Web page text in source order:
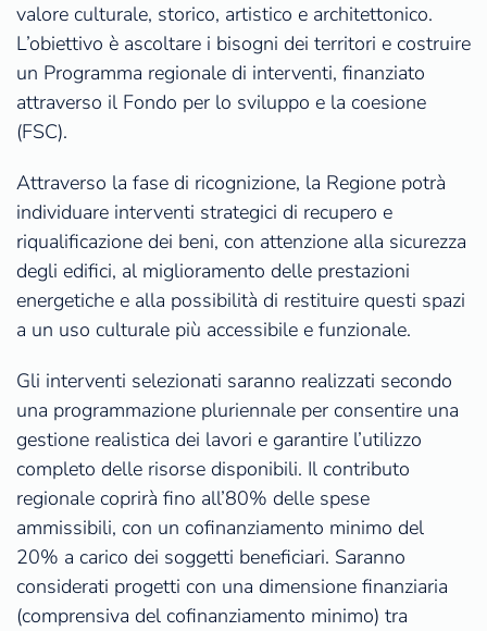
valore culturale, storico, artistico e architettonico.
L’obiettivo è ascoltare i bisogni dei territori e costruire
un Programma regionale di interventi, finanziato
attraverso il Fondo per lo sviluppo e la coesione
(FSC).
Attraverso la fase di ricognizione, la Regione potrà
individuare interventi strategici di recupero e
riqualificazione dei beni, con attenzione alla sicurezza
degli edifici, al miglioramento delle prestazioni
energetiche e alla possibilità di restituire questi spazi
a un uso culturale più accessibile e funzionale.
Gli interventi selezionati saranno realizzati secondo
una programmazione pluriennale per consentire una
gestione realistica dei lavori e garantire l’utilizzo
completo delle risorse disponibili. Il contributo
regionale coprirà fino all’80% delle spese
ammissibili, con un cofinanziamento minimo del
20% a carico dei soggetti beneficiari. Saranno
considerati progetti con una dimensione finanziaria
(comprensiva del cofinanziamento minimo) tra